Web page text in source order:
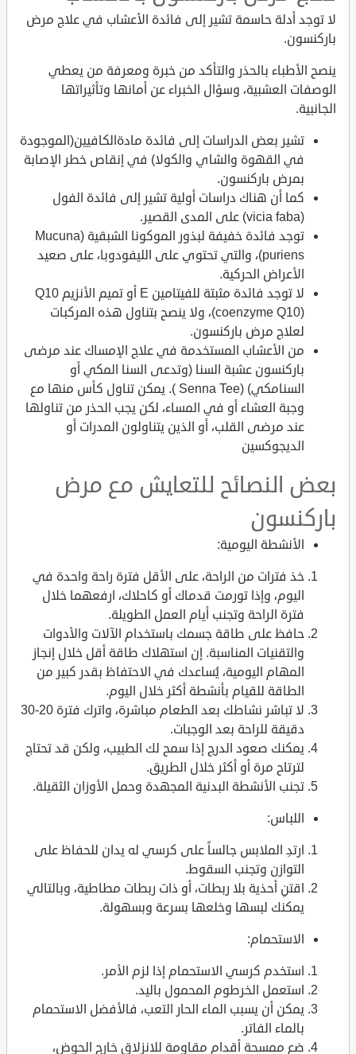
لا توجد أدلة حاسمة تشير إلى فائدة الأعشاب في علاج مرض
باركنسون.
ينصح الأطباء بالحذر والتأكد من خبرة ومعرفة من يعطي
الوصفات العشبية، وسؤال الخبراء عن أمانها وتأثيراتها
الجانبية.
تشير بعض الدراسات إلى فائدة مادةالكافيين(الموجودة
في القهوة والشاي والكولا) في إنقاص خطر الإصابة
بمرض باركنسون.
كما أن هناك دراسات أولية تشير إلى فائدة الفول
(vicia faba) على المدى القصير.
توجد فائدة خفيفة لبذور الموكونا الشبقية (Mucuna
puriens)، والتي تحتوي على الليفودوبا، على صعيد
الأعراض الحركية.
لا توجد فائدة مثبتة للفيتامين E أو تميم الأنزيم Q10
(coenzyme Q10)، ولا ينصح بتناول هذه المركبات
لعلاج مرض باركنسون.
من الأعشاب المستخدمة في علاج الإمساك عند مرضى
باركنسون عشبة السنا (وتدعى السنا المكي أو
السنامكي) (Senna Tee ). يمكن تناول كأس منها مع
وجبة العشاء أو في المساء، لكن يجب الحذر من تناولها
عند مرضى القلب، أو الذين يتناولون المدرات أو
الديجوكسين
بعض النصائح للتعايش مع مرض
باركنسون
الأنشطة اليومية:
خذ فترات من الراحة، على الأقل فترة راحة واحدة في
اليوم، وإذا تورمت قدماك أو كاحلاك، ارفعهما خلال
فترة الراحة وتجنب أيام العمل الطويلة.
حافظ على طاقة جسمك باستخدام الآلات والأدوات
والتقنيات المناسبة. إن استهلاك طاقة أقل خلال إنجاز
المهام اليومية، يُساعدك في الاحتفاظ بقدر كبير من
الطاقة للقيام بأنشطة أكثر خلال اليوم.
لا تباشر نشاطك بعد الطعام مباشرة، واترك فترة 20-30
دقيقة للراحة بعد الوجبات.
يمكنك صعود الدرج إذا سمح لك الطبيب، ولكن قد تحتاج
لترتاح مرة أو أكثر خلال الطريق.
تجنب الأنشطة البدنية المجهدة وحمل الأوزان الثقيلة.
اللباس:
ارتدِ الملابس جالساً على كرسي له يدان للحفاظ على
التوازن وتجنب السقوط.
اقتنِ أحذية بلا ربطات، أو ذات ربطات مطاطية، وبالتالي
يمكنك لبسها وخلعها بسرعة وبسهولة.
الاستحمام:
استخدم كرسي الاستحمام إذا لزم الأمر.
استعمل الخرطوم المحمول باليد.
يمكن أن يسبب الماء الحار التعب، فالأفضل الاستحمام
بالماء الفاتر.
ضع ممسحة أقدام مقاومة للانزلاق خارج الحوض،